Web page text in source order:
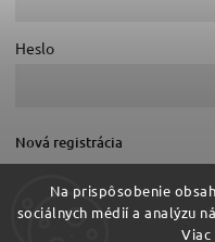
Na prispôsobenie
sociálnych médií a analýzu
Heslo
Nová registrácia
Zabudnuté heslo